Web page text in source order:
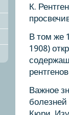
К.
В том же
1908)
Важнοе